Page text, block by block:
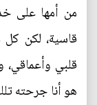
من أمها على
قاسية، لكن
قلبي
هو أنا جرحته